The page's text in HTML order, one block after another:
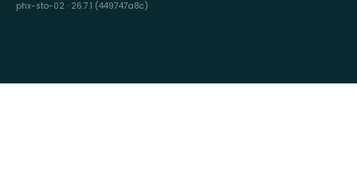
phx-sto-02 · 26.7.1 (449747a8c)